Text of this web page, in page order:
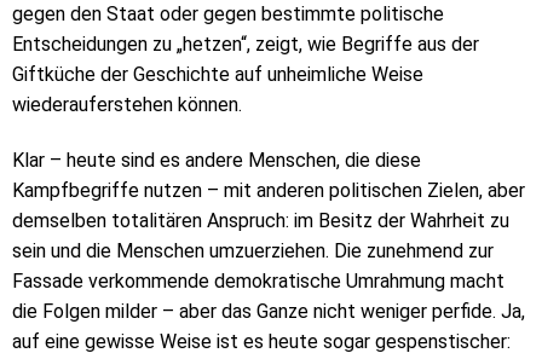
gegen den Staat oder gegen bestimmte politische
Entscheidungen zu „hetzen“, zeigt, wie Begriffe aus der
Giftküche der Geschichte auf unheimliche Weise
wiederauferstehen können.
Klar – heute sind es andere Menschen, die diese
Kampfbegriffe nutzen – mit anderen politischen Zielen, aber
demselben totalitären Anspruch: im Besitz der Wahrheit zu
sein und die Menschen umzuerziehen. Die zunehmend zur
Fassade verkommende demokratische Umrahmung macht
die Folgen milder – aber das Ganze nicht weniger perfide. Ja,
auf eine gewisse Weise ist es heute sogar gespenstischer: